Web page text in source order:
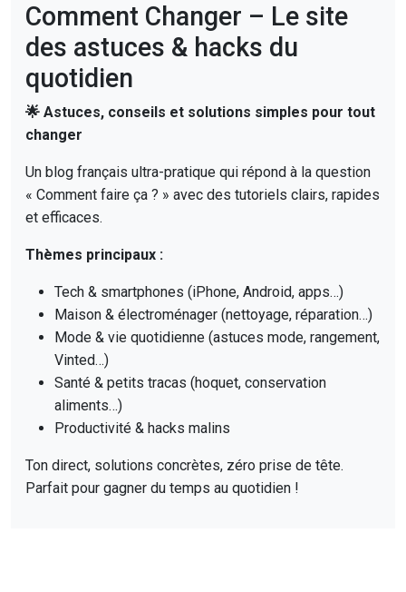
Comment Changer – Le site
des astuces & hacks du
quotidien
🌟 Astuces, conseils et solutions simples pour tout
changer
Un blog français ultra-pratique qui répond à la question
« Comment faire ça ? » avec des tutoriels clairs, rapides
et efficaces.
Thèmes principaux :
Tech & smartphones (iPhone, Android, apps…)
Maison & électroménager (nettoyage, réparation…)
Mode & vie quotidienne (astuces mode, rangement,
Vinted…)
Santé & petits tracas (hoquet, conservation
aliments…)
Productivité & hacks malins
Ton direct, solutions concrètes, zéro prise de tête.
Parfait pour gagner du temps au quotidien !